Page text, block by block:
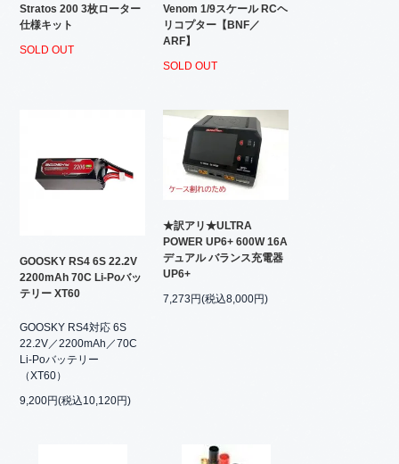
Stratos 200 3枚ローター
仕様キット
SOLD OUT
Venom 1/9スケール RCヘ
リコプター【BNF／
ARF】
SOLD OUT
GOOSKY RS4 6S 22.2V
2200mAh 70C Li-Poバッ
テリー XT60
GOOSKY RS4対応 6S
22.2V／2200mAh／70C
Li-Poバッテリー
（XT60）
9,200円(税込10,120円)
★訳アリ★ULTRA
POWER UP6+ 600W 16A
デュアル バランス充電器
UP6+
7,273円(税込8,000円)